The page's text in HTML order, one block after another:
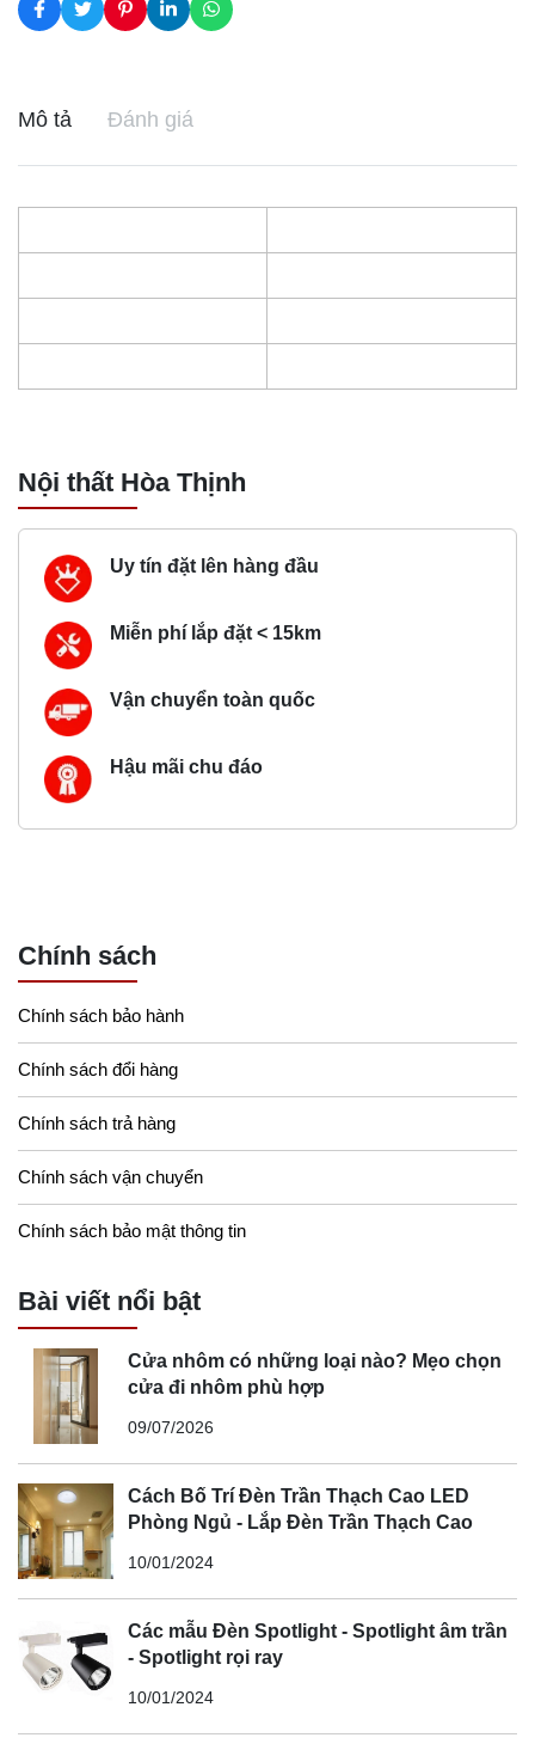
Mô tả Đánh giá
Nội thất Hòa Thịnh
Uy tín đặt lên hàng đầu
Miễn phí lắp đặt < 15km
Vận chuyển toàn quốc
Hậu mãi chu đáo
Chính sách
Chính sách bảo hành
Chính sách đổi hàng
Chính sách trả hàng
Chính sách vận chuyển
Chính sách bảo mật thông tin
Bài viết nổi bật
Cửa nhôm có những loại nào? Mẹo chọn
cửa đi nhôm phù hợp
09/07/2026
Cách Bố Trí Đèn Trần Thạch Cao LED
Phòng Ngủ - Lắp Đèn Trần Thạch Cao
10/01/2024
Các mẫu Đèn Spotlight - Spotlight âm trần
- Spotlight rọi ray
10/01/2024